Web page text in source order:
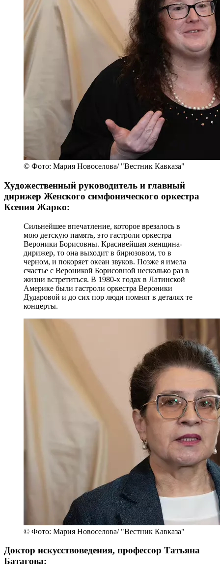
© Фото: Мария Новоселова/ "Вестник Кавказа"
Художественный руководитель и главный
дирижер Женского симфонического оркестра
Ксения Жарко:
Сильнейшее впечатление, которое врезалось в
мою детскую память, это гастроли оркестра
Вероники Борисовны. Красивейшая женщина-
дирижер, то она выходит в бирюзовом, то в
черном, и покоряет океан звуков. Позже я имела
счастье с Вероникой Борисовной несколько раз в
жизни встретиться. В 1980-х годах в Латинской
Америке были гастроли оркестра Вероники
Дударовой и до сих пор люди помнят в деталях те
концерты.
© Фото: Мария Новоселова/ "Вестник Кавказа"
Доктор искусствоведения, профессор Татьяна
Батагова: